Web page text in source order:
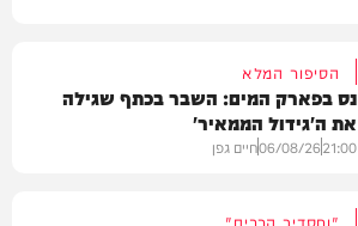
הסיפור המלא
נס בפארק המים: השבר בכתף שגילה
את ה'גידול הממאיר'
21:00
06/08/26חיים גפן
"וחסדיך הרבים"